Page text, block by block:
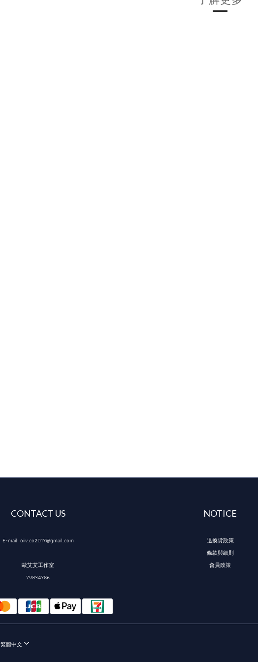
CONTACT US
E-mail: oiiv.co2017@gmail.com
歐艾艾工作室
79834786
NOTICE
退換貨政策
條款與細則
會員政策
繁體中文